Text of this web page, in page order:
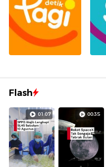
Flash
01:07 00:35